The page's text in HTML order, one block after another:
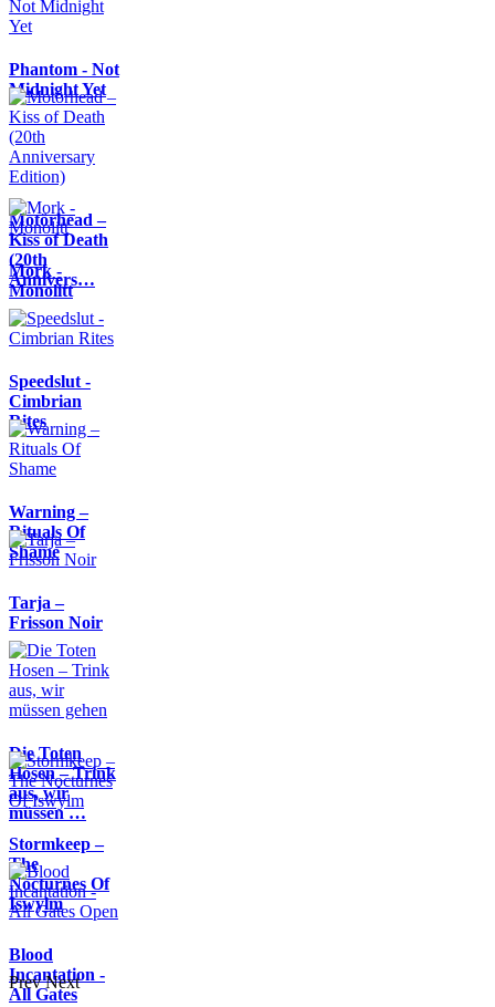
Phantom - Not
Midnight Yet
Motörhead –
Kiss of Death
(20th
Annivers…
Mork -
Monolitt
Speedslut -
Cimbrian
Rites
Warning –
Rituals Of
Shame
Tarja –
Frisson Noir
Die Toten
Hosen – Trink
aus, wir
müssen …
Stormkeep –
The
Nocturnes Of
Iswylm
Blood
Incantation -
All Gates
Prev Next